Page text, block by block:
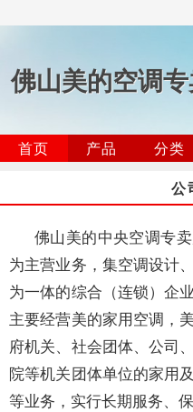
佛山美的空调
首页 产品 分类
公
佛山美的中央空调专
为主营业务，集空调设计
为一体的综合（连锁）企
主要经营美的家用空调，
府机关、社会团体、公司
院等机关团体单位的家用
等业务，实行长期服务、保